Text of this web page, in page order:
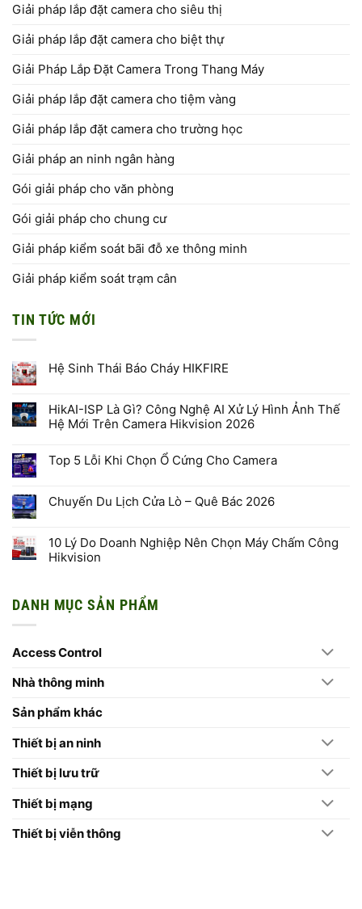
Giải pháp lắp đặt camera cho siêu thị
Giải pháp lắp đặt camera cho biệt thự
Giải Pháp Lắp Đặt Camera Trong Thang Máy
Giải pháp lắp đặt camera cho tiệm vàng
Giải pháp lắp đặt camera cho trường học
Giải pháp an ninh ngân hàng
Gói giải pháp cho văn phòng
Gói giải pháp cho chung cư
Giải pháp kiểm soát bãi đỗ xe thông minh
Giải pháp kiểm soát trạm cân
TIN TỨC MỚI
Hệ Sinh Thái Báo Cháy HIKFIRE
bình
luận
ở
Hệ
Báo
Cháy
HikAI-ISP Là Gì? Công Nghệ AI Xử Lý Hình Ảnh Thế
Hệ Mới Trên Camera Hikvision 2026
bình
luận
ISP
Là
Nghệ
AI
Xử
Lý
Hệ
Mới
2026
Top 5 Lỗi Khi Chọn Ổ Cứng Cho Camera
bình
luận
Lỗi
Khi
Chọn
Camera
Chuyến Du Lịch Cửa Lò – Quê Bác 2026
bình
luận
ở
Chuyến
–
10 Lý Do Doanh Nghiệp Nên Chọn Máy Chấm Công
Hikvision
luận
ở
Doanh
Nghiệp
Chọn
Máy
Công
Hikvision
DANH MỤC SẢN PHẨM
Access Control
Nhà thông minh
Sản phẩm khác
Thiết bị an ninh
Thiết bị lưu trữ
Thiết bị mạng
Thiết bị viễn thông